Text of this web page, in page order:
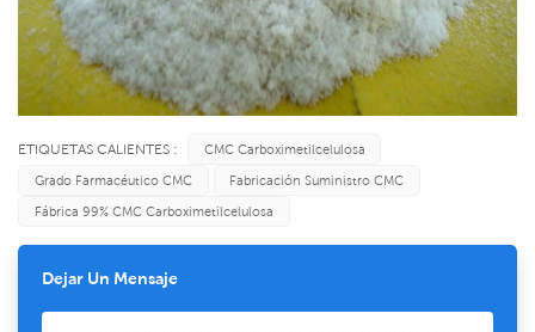
ETIQUETAS CALIENTES :
CMC Carboximetilcelulosa
Grado Farmacéutico CMC
Fabricación Suministro CMC
Fábrica 99% CMC Carboximetilcelulosa
Dejar Un Mensaje